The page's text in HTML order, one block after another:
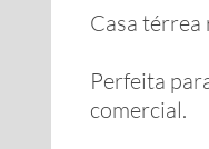
Casa térrea
Perfeita
comercial.